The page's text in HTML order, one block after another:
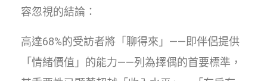
容忽視的結論：
高達68%的受訪者將「聊得來」——即伴侶提供
「情緒價值」的能力——列為擇偶的首要標準，